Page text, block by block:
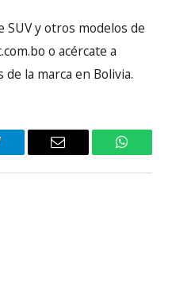
SUV y otros modelos de
o acércate a
la marca en Bolivia.
Email